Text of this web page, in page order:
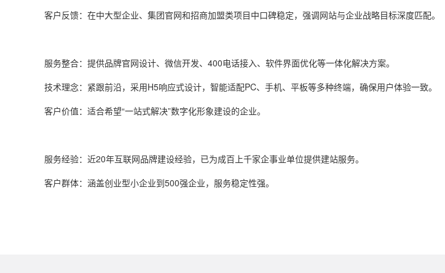
‌客户反馈‌：在中大型企业、集团官网和招商加盟类项目中口碑稳定，强调网站与企业战略目标深度匹配。
‌服务整合‌：提供品牌官网设计、微信开发、 400电话接入、软件界面优化等一体化解决方案。
‌技术理念‌：紧跟前沿，采用H5响应式设计，智能适配PC、手机、平板等多种终端，确保用户体验一致。
‌客户价值‌：适合希望“一站式解决”数字化形象建设的企业。
‌服务经验‌：近20年互联网品牌建设经验，已为成百上千家企事业单位提供建站服务。
‌客户群体‌：涵盖创业型小企业到500强企业，服务稳定性强。